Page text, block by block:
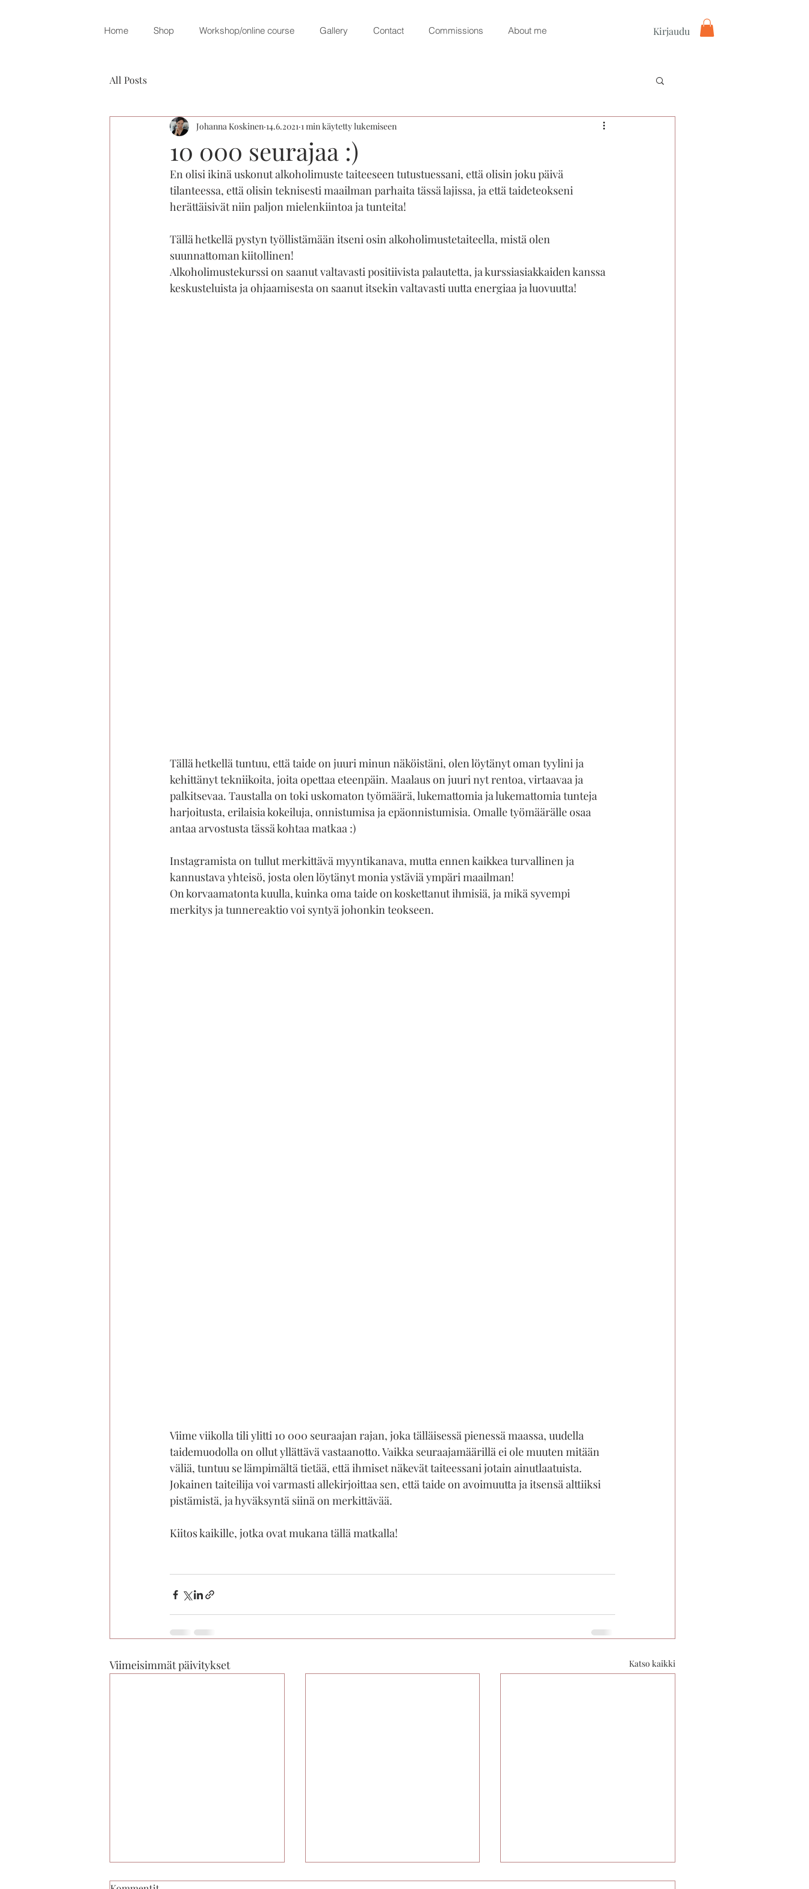
Home Shop Workshop/online course Gallery Contact Commissions About me Kirjaudu
All Posts
10 000 seurajaa :)
Johanna Koskinen 14.6.2021 1 min käytetty lukemiseen
En olisi ikinä uskonut alkoholimuste taiteeseen tutustuessani, että olisin joku päivä
tilanteessa, että olisin teknisesti maailman parhaita tässä lajissa, ja että taideteokseni
herättäisivät niin paljon mielenkiintoa ja tunteita!
Tällä hetkellä pystyn työllistämään itseni osin alkoholimustetaiteella, mistä olen
suunnattoman kiitollinen!
Alkoholimustekurssi on saanut valtavasti positiivista palautetta, ja kurssiasiakkaiden kanssa
keskusteluista ja ohjaamisesta on saanut itsekin valtavasti uutta energiaa ja luovuutta!
Tällä hetkellä tuntuu, että taide on juuri minun näköistäni, olen löytänyt oman tyylini ja
kehittänyt tekniikoita, joita opettaa eteenpäin. Maalaus on juuri nyt rentoa, virtaavaa ja
palkitsevaa. Taustalla on toki uskomaton työmäärä, lukemattomia ja lukemattomia tunteja
harjoitusta, erilaisia kokeiluja, onnistumisa ja epäonnistumisia. Omalle työmäärälle osaa
antaa arvostusta tässä kohtaa matkaa :)
Instagramista on tullut merkittävä myyntikanava, mutta ennen kaikkea turvallinen ja
kannustava yhteisö, josta olen löytänyt monia ystäviä ympäri maailman!
On korvaamatonta kuulla, kuinka oma taide on koskettanut ihmisiä, ja mikä syvempi
merkitys ja tunnereaktio voi syntyä johonkin teokseen.
Viime viikolla tili ylitti 10 000 seuraajan rajan, joka tälläisessä pienessä maassa, uudella
taidemuodolla on ollut yllättävä vastaanotto. Vaikka seuraajamäärillä ei ole muuten mitään
väliä, tuntuu se lämpimältä tietää, että ihmiset näkevät taiteessani jotain ainutlaatuista.
Jokainen taiteilija voi varmasti allekirjoittaa sen, että taide on avoimuutta ja itsensä alttiiksi
pistämistä, ja hyväksyntä siinä on merkittävää.
Kiitos kaikille, jotka ovat mukana tällä matkalla!
Viimeisimmät päivitykset Katso kaikki